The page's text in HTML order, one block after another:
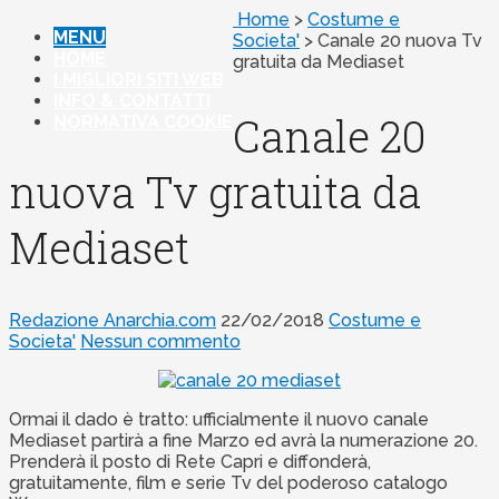
MENU
Home > Costume e
Societa' > Canale 20 nuova Tv
gratuita da Mediaset
Canale 20
nuova Tv gratuita da
Mediaset
Redazione Anarchia.com 22/02/2018 Costume e
Societa' Nessun commento
Ormai il dado è tratto: ufficialmente il nuovo canale
Mediaset partirà a fine Marzo ed avrà la numerazione 20.
Prenderà il posto di Rete Capri e diffonderà,
gratuitamente, film e serie Tv del poderoso catalogo